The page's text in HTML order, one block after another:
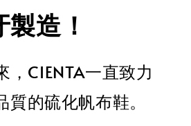
製造！
，CIENTA一直致力
質的硫化帆布鞋。